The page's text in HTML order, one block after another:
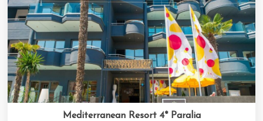
Mediterranean Resort 4* Paralia